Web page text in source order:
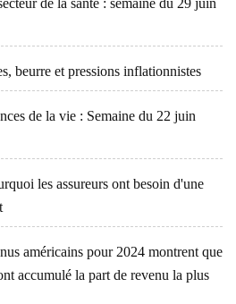
de la santé : semaine du 29 juin
beurre et pressions inflationnistes
de la vie : Semaine du 22 juin
les assureurs ont besoin d'une
américains pour 2024 montrent que
accumulé la part de revenu la plus